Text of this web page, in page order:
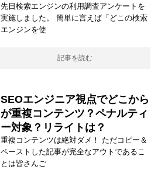
先日検索エンジンの利用調査アンケートを
実施しました。 簡単に言えば「どこの検索
エンジンを使
記事を読む
SEOエンジニア視点でどこから
が重複コンテンツ？ペナルティ
ー対象？リライトは？
重複コンテンツは絶対ダメ！ ただコピー＆
ペーストした記事が完全なアウトであるこ
とは皆さんご